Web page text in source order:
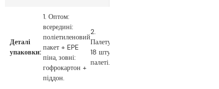
Деталі
упаковки:
1. Оптом:
всередині:
поліетиленовий
пакет + EPE
піна, зовні:
гофрокартон +
піддон.
2.
Палетування:
18 штук на
палеті.